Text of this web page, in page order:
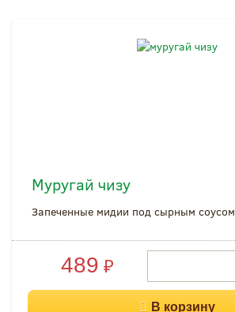
Муругай чизу
Запеченные мидии под сырным соусом
489 ₽